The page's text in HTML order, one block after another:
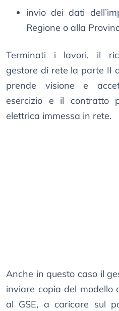
invio dei dati
Regione o alla
Terminati i lavori, il
gestore di rete la parte II
prende visione e
esercizio e il contratto
elettrica immessa in rete.
Anche in questo caso il
inviare copia del modello
al GSE, a caricare sul